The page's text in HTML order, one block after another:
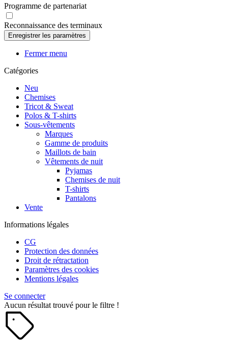
Programme de partenariat
Reconnaissance des terminaux
Fermer menu
Catégories
Neu
Chemises
Tricot & Sweat
Polos & T-shirts
Sous-vêtements
Marques
Gamme de produits
Maillots de bain
Vêtements de nuit
Pyjamas
Chemises de nuit
T-shirts
Pantalons
Vente
Informations légales
CG
Protection des données
Droit de rétractation
Paramètres des cookies
Mentions légales
Se connecter
Aucun résultat trouvé pour le filtre !